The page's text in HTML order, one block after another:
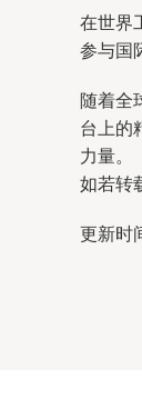
在世界
参与国
随着全
台上的
力量。
如若转
更新时